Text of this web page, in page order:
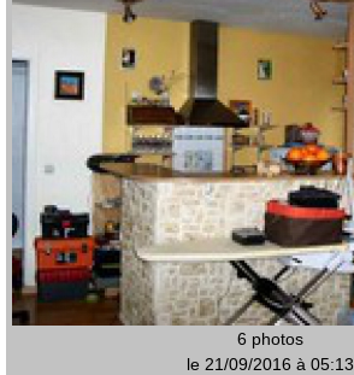
6 photos
le 21/09/2016 à 05:13